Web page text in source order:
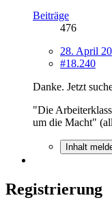
Beiträge
476
28. April
#18.240
Danke. Jetzt
"Die
um die Macht"
Inhalt
Registrierung